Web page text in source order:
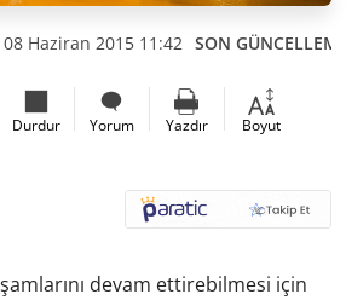
08 Haziran 2015 11:42 SON
Durdur Yorum Yazdır Boyut
devam ettirebilmesi için